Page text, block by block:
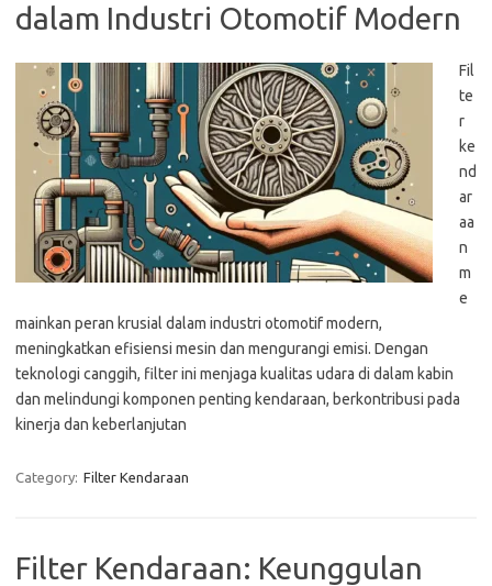
dalam Industri Otomotif Modern
Fil
te
r
ke
nd
ar
aa
n
m
e
mainkan peran krusial dalam industri otomotif modern,
meningkatkan efisiensi mesin dan mengurangi emisi. Dengan
teknologi canggih, filter ini menjaga kualitas udara di dalam kabin
dan melindungi komponen penting kendaraan, berkontribusi pada
kinerja dan keberlanjutan
Category: Filter Kendaraan
Filter Kendaraan: Keunggulan